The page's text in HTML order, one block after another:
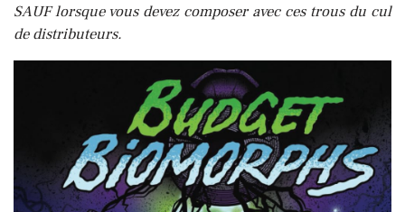
SAUF lorsque vous devez composer avec ces trous du cul
de distributeurs.